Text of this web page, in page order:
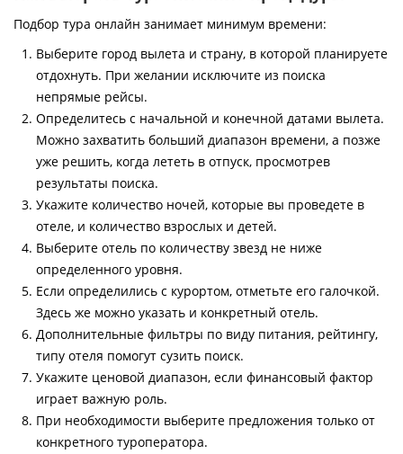
Подбор тура онлайн занимает минимум времени:
Выберите город вылета и страну, в которой планируете
отдохнуть. При желании исключите из поиска
непрямые рейсы.
Определитесь с начальной и конечной датами вылета.
Можно захватить больший диапазон времени, а позже
уже решить, когда лететь в отпуск, просмотрев
результаты поиска.
Укажите количество ночей, которые вы проведете в
отеле, и количество взрослых и детей.
Выберите отель по количеству звезд не ниже
определенного уровня.
Если определились с курортом, отметьте его галочкой.
Здесь же можно указать и конкретный отель.
Дополнительные фильтры по виду питания, рейтингу,
типу отеля помогут сузить поиск.
Укажите ценовой диапазон, если финансовый фактор
играет важную роль.
При необходимости выберите предложения только от
конкретного туроператора.